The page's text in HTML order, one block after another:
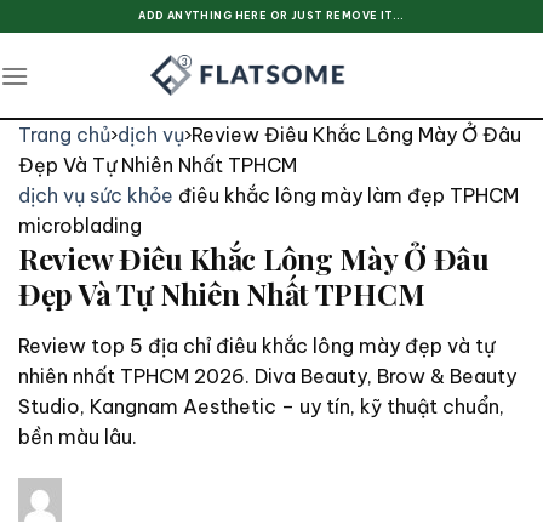
content
ADD ANYTHING HERE OR JUST REMOVE IT...
Trang chủ›dịch vụ›Review Điêu Khắc Lông Mày Ở Đâu
Đẹp Và Tự Nhiên Nhất TPHCM
dịch vụ sức khỏe điêu khắc lông mày làm đẹp TPHCM
microblading
Review Điêu Khắc Lông Mày Ở Đâu
Đẹp Và Tự Nhiên Nhất TPHCM
Review top 5 địa chỉ điêu khắc lông mày đẹp và tự
nhiên nhất TPHCM 2026. Diva Beauty, Brow & Beauty
Studio, Kangnam Aesthetic – uy tín, kỹ thuật chuẩn,
bền màu lâu.